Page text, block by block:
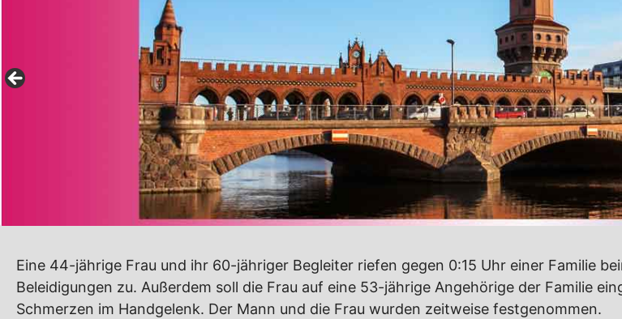
Eine 44-jährige Frau und ihr 60-jähriger Begleiter riefen gegen 0:15 Uhr einer Familie
Beleidigungen zu. Außerdem soll die Frau auf eine 53-jährige Angehörige der Familie
Schmerzen im Handgelenk. Der Mann und die Frau wurden zeitweise festgenommen.